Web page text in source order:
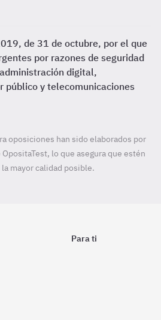
de 31 de octubre, por el que
por razones de seguridad
digital,
público y telecomunicaciones
oposiciones han sido elaborados por
lo que asegura que estén
mayor calidad posible.
Para ti